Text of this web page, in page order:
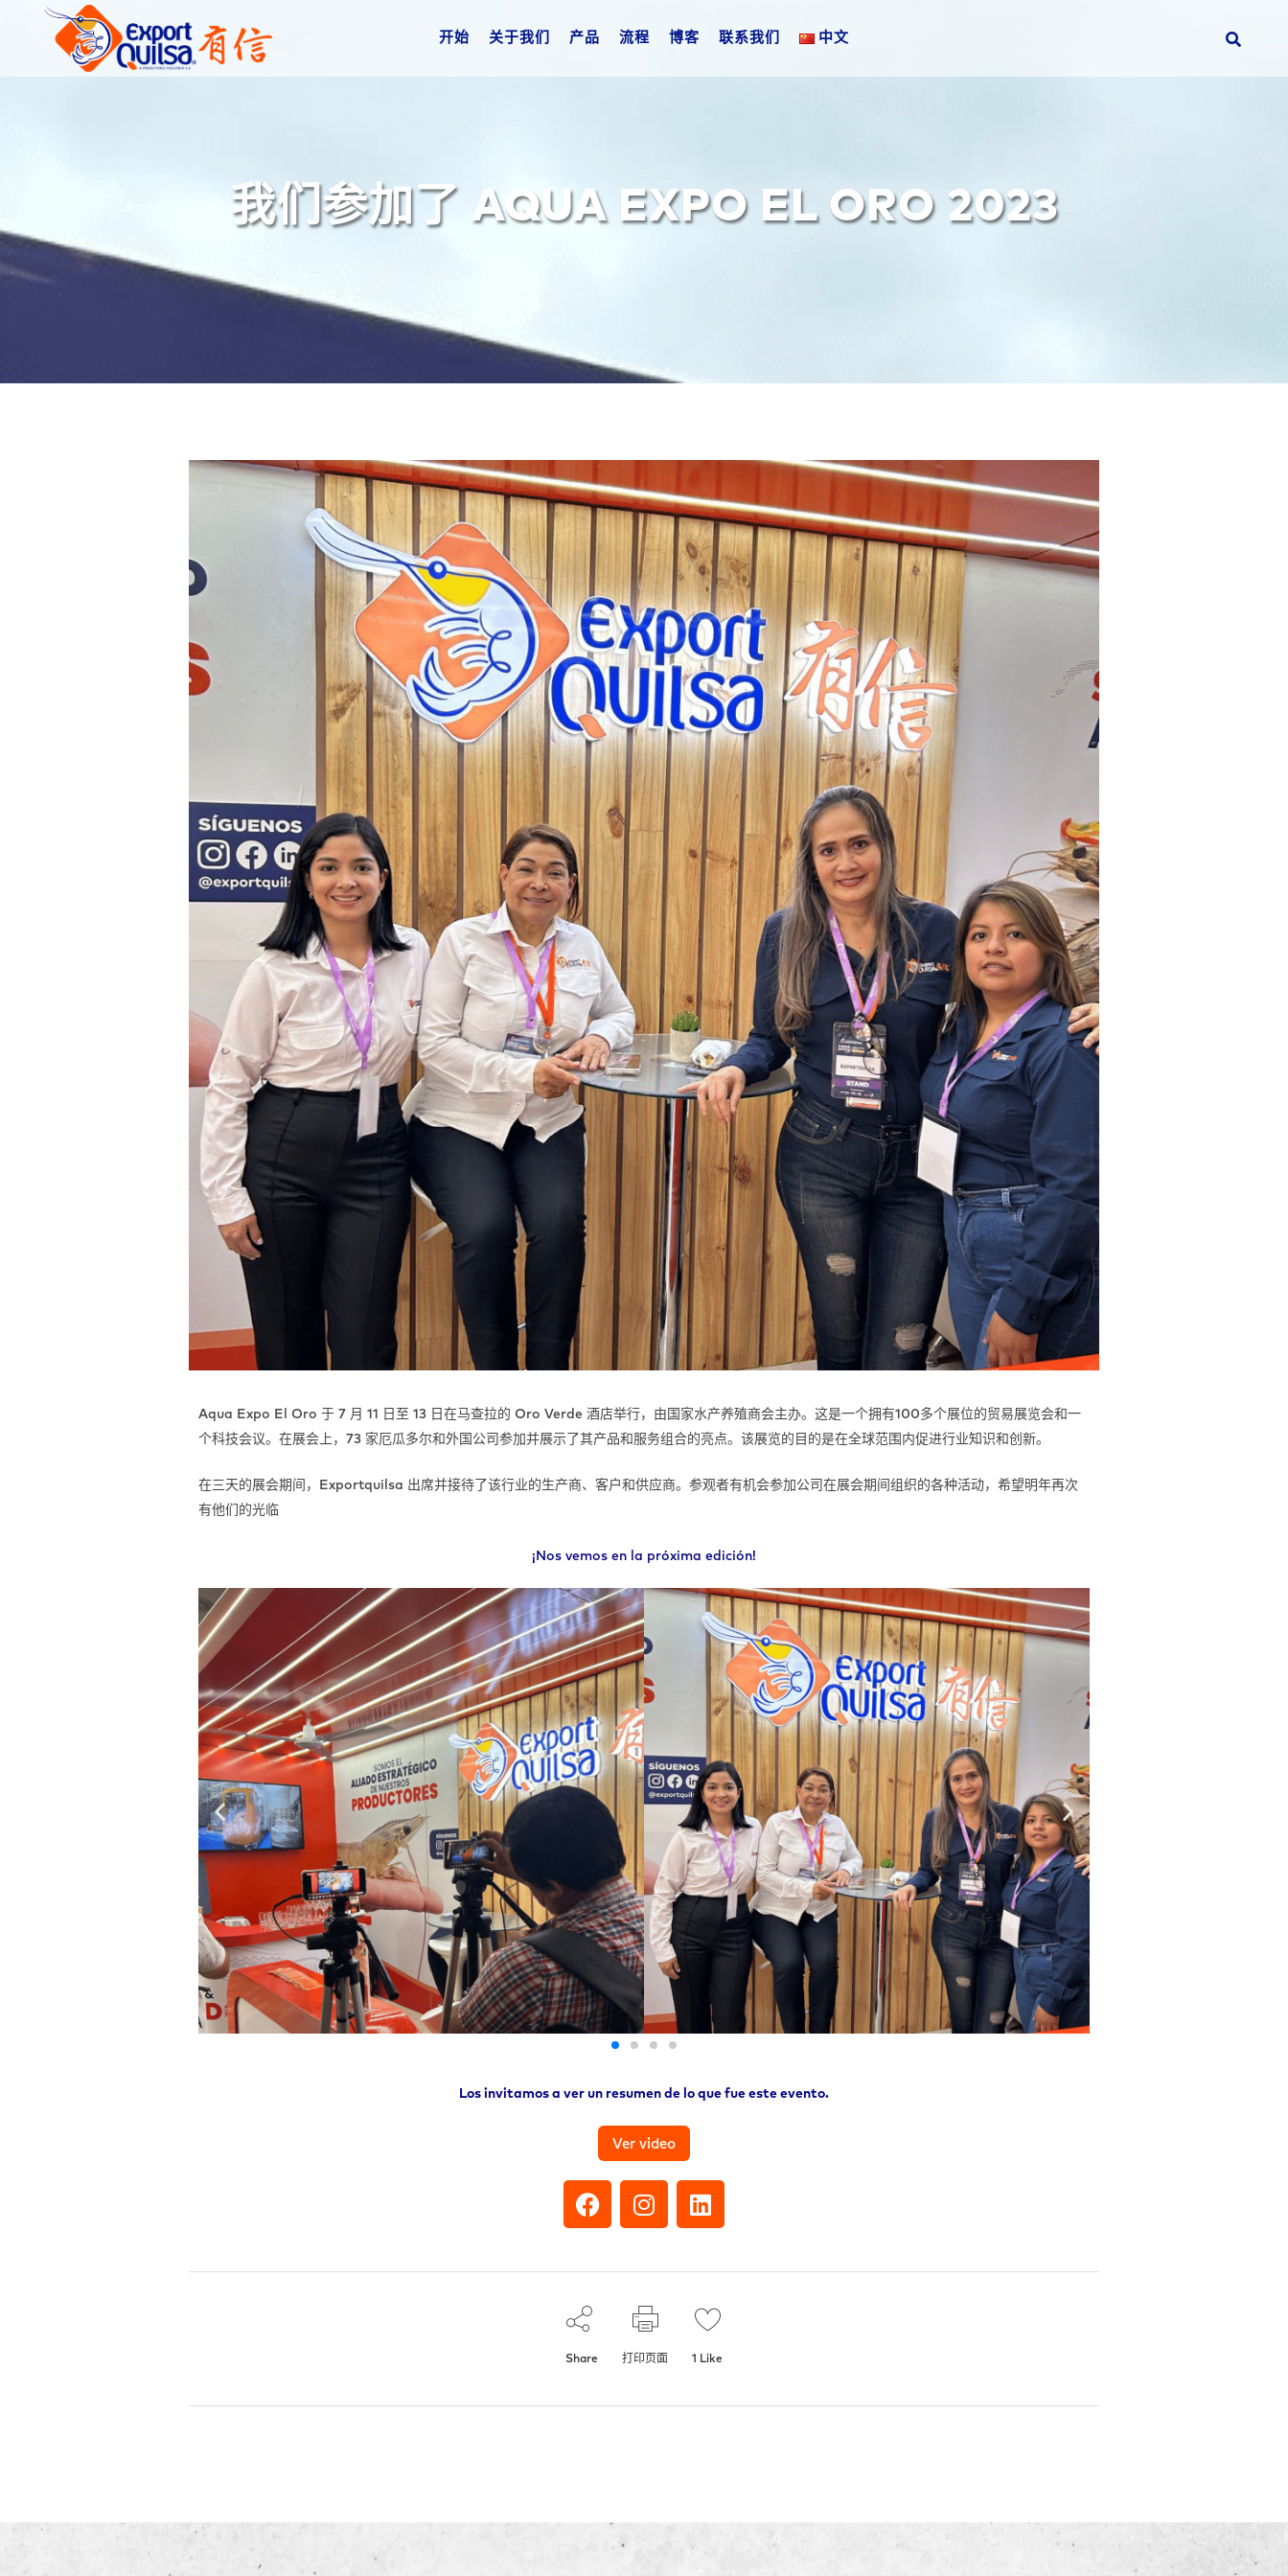
开始 关于我们 产品 流程 博客 联系我们 中文
我们参加了 AQUA EXPO EL ORO 2023
Aqua Expo El Oro 于 7 月 11 日至 13 日在马查拉的 Oro Verde 酒店举行，由国家水产养殖商会主办。这是一个拥有100多个展位的贸易展览会和一
个科技会议。在展会上，73 家厄瓜多尔和外国公司参加并展示了其产品和服务组合的亮点。该展览的目的是在全球范围内促进行业知识和创新。
在三天的展会期间，Exportquilsa 出席并接待了该行业的生产商、客户和供应商。参观者有机会参加公司在展会期间组织的各种活动，希望明年再次
有他们的光临
¡Nos vemos en la próxima edición!
Los invitamos a ver un resumen de lo que fue este evento.
Ver video
Share 打印页面 1 Like